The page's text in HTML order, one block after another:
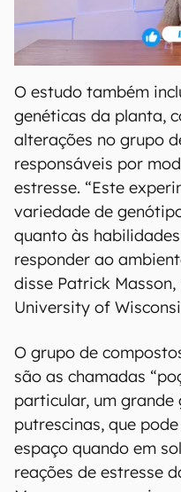
O estudo também
genéticas da planta,
alterações no grupo
responsáveis por
estresse. “Este
variedade de
quanto às
responder ao
disse Patrick
University of
O grupo de
são as chamadas
particular, um
putrescinas, que
espaço quando em
reações de estresse